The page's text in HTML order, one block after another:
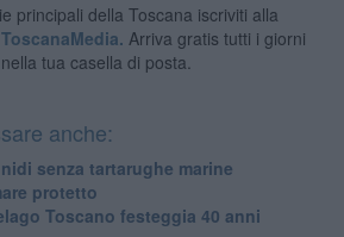
principali della Toscana iscriviti alla
Arriva gratis tutti i giorni
tua casella di posta.
anche:
senza tartarughe marine
protetto
Toscano festeggia 40 anni